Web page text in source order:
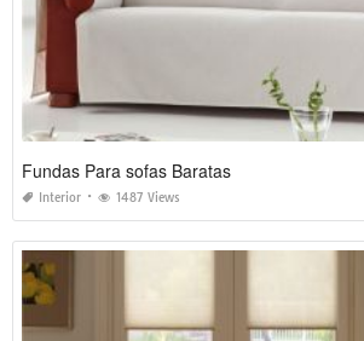
Fundas Para sofas Baratas
Interior 1487 Views